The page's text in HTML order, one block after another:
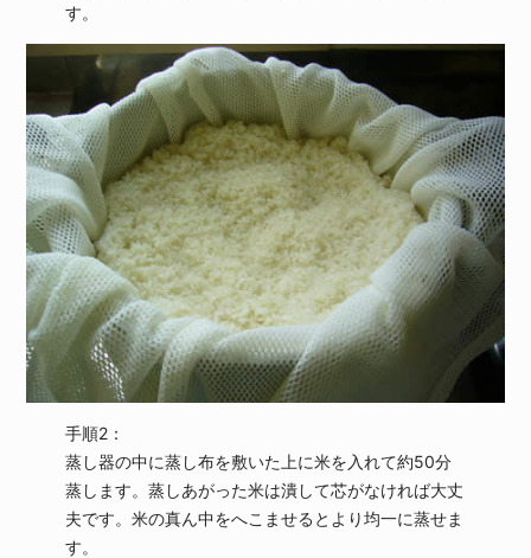
す。
手順2：
蒸し器の中に蒸し布を敷いた上に米を入れて約50分
蒸します。蒸しあがった米は潰して芯がなければ大丈
夫です。米の真ん中をへこませるとより均一に蒸せま
す。